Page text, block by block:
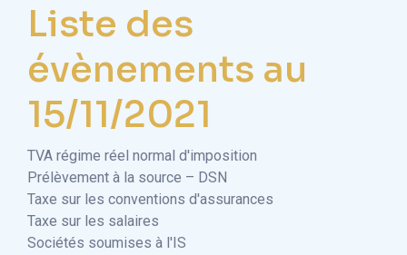
Liste des
évènements au
15/11/2021
TVA régime réel normal d'imposition
Prélèvement à la source – DSN
Taxe sur les conventions d'assurances
Taxe sur les salaires
Sociétés soumises à l'IS